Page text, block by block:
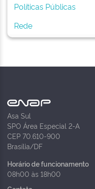
Políticas Públicas
Rede
Asa Sul
SPO Área Especial 2-A
CEP 70.610-900
Brasília/DF
Horário de funcionamento
08h00 às 18h00